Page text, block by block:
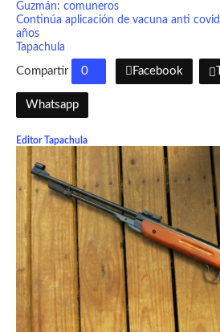
Guzmán: comuneros
Continúa aplicación de vacuna anti
años
Tapachula
Compartir 0 Facebook
Whatsapp
Editor Tapachula